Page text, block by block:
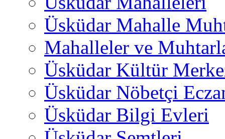
Üsküdar Mahalle
Mahalleler ve
Üsküdar Kültür
Üsküdar Nöbetçi
Üsküdar Bilgi Evleri